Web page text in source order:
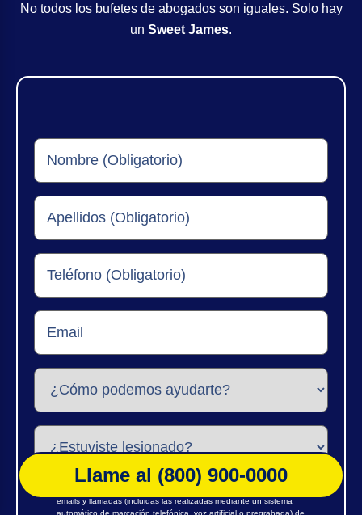
No todos los bufetes de abogados son iguales. Solo hay
un Sweet James.
Por la presente consiento expresamente recibir mensajes de texto,
emails y llamadas (incluidas las realizadas mediante un sistema
automático de marcación telefónica, voz artificial o pregrabada) de
Llame al (800) 900-0000